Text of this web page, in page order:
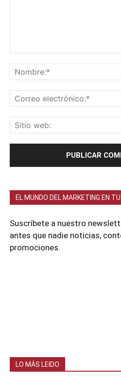
EL MUNDO DEL MARKETING EN
Suscríbete a nuestro
antes que nadie noticias,
promociones.
LO MÁS LEIDO